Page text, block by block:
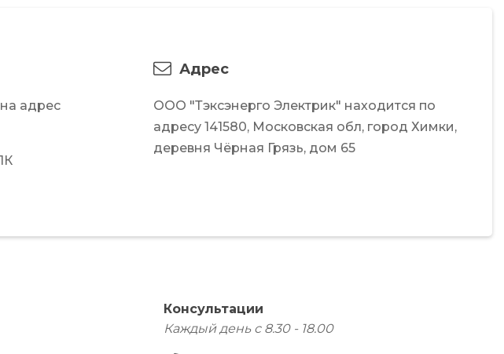
адрес
Адрес
ООО "Тэксэнерго Электрик" находится по
адресу 141580, Московская обл, город Химки,
деревня Чёрная Грязь, дом 65
Консультации
Каждый день с 8.30 - 18.00